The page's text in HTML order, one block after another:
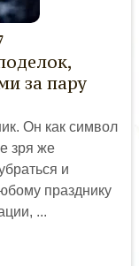
за пару
Он как символ
зря же
и
празднику
...